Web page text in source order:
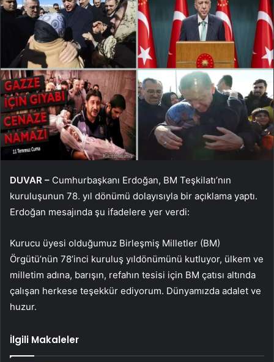
DUVAR – Cumhurbaşkanı Erdoğan, BM Teşkilatı’nın
kuruluşunun 78. yıl dönümü dolayısıyla bir açıklama yaptı.
Erdoğan mesajında ​​şu ifadelere yer verdi:
Kurucu üyesi olduğumuz Birleşmiş Milletler (BM)
Örgütü’nün 78’inci kuruluş yıldönümünü kutluyor, ülkem ve
milletim adına, barışın, refahın tesisi için BM çatısı altında
çalışan herkese teşekkür ediyorum. Dünyamızda adalet ve
huzur.
İlgili Makaleler